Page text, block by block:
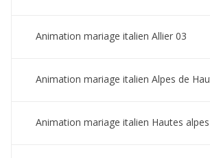
Animation mariage italien Allier 03
Animation mariage italien Alpes de
Animation mariage italien Hautes